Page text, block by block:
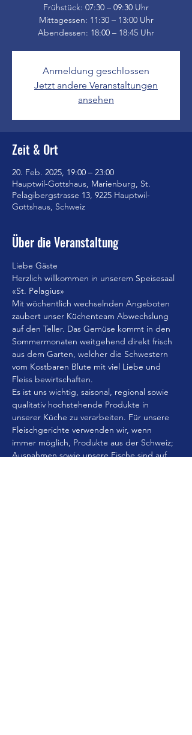
Frühstück: 07:30 – 09:30 Uhr
Mittagessen: 11:30 – 13:00 Uhr
Anmeldung geschlossen
Jetzt andere Veranstaltungen
ansehen
Zeit & Ort
20. Feb. 2025, 19:00 – 23:00
Hauptwil-Gottshaus, Marienburg, St.
Pelagibergstrasse 13, 9225 Hauptwil-
Gottshaus, Schweiz
Über die Veranstaltung
Liebe Gäste
Herzlich willkommen in unserem Speisesaal
«St. Pelagius»
Mit wöchentlich wechselnden Angeboten
zaubert unser Küchenteam Abwechslung
auf den Teller. Das Gemüse kommt in den
Sommermonaten weitgehend direkt frisch
aus dem Garten, welcher die Schwestern
vom Kostbaren Blute mit viel Liebe und
Fleiss bewirtschaften.
Es ist uns wichtig, saisonal, regional sowie
qualitativ hochstehende Produkte in
unserer Küche zu verarbeiten. Für unsere
Fleischgerichte verwenden wir, wenn
immer möglich, Produkte aus der Schweiz;
Ausnahmen sowie unsere Fische sind auf